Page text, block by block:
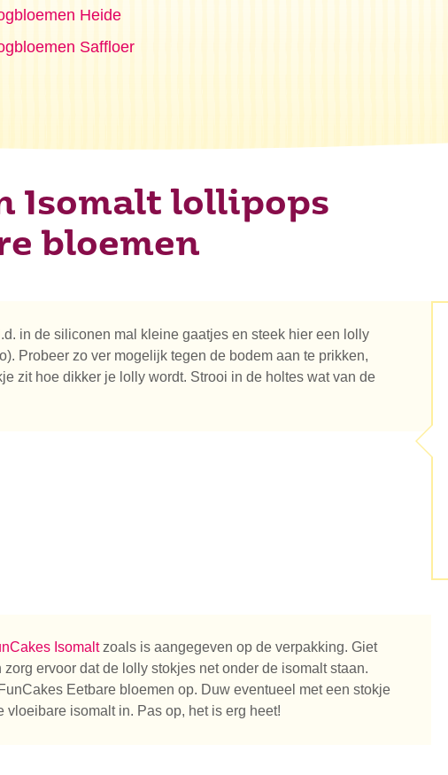
ben je naar op zoek?
Heide
Saffloer
Isomalt lollipops
bloemen
in de siliconen mal kleine gaatjes en steek hier een lolly
Probeer zo ver mogelijk tegen de bodem aan te prikken,
zit hoe dikker je lolly wordt. Strooi in de holtes wat van de
Isomaltzoals is aangegeven op de verpakking. Giet
ervoor dat de lolly stokjes net onder de isomalt staan.
Eetbare bloemen op. Duw eventueel met een stokje
vloeibare isomalt in. Pas op, het is erg heet!